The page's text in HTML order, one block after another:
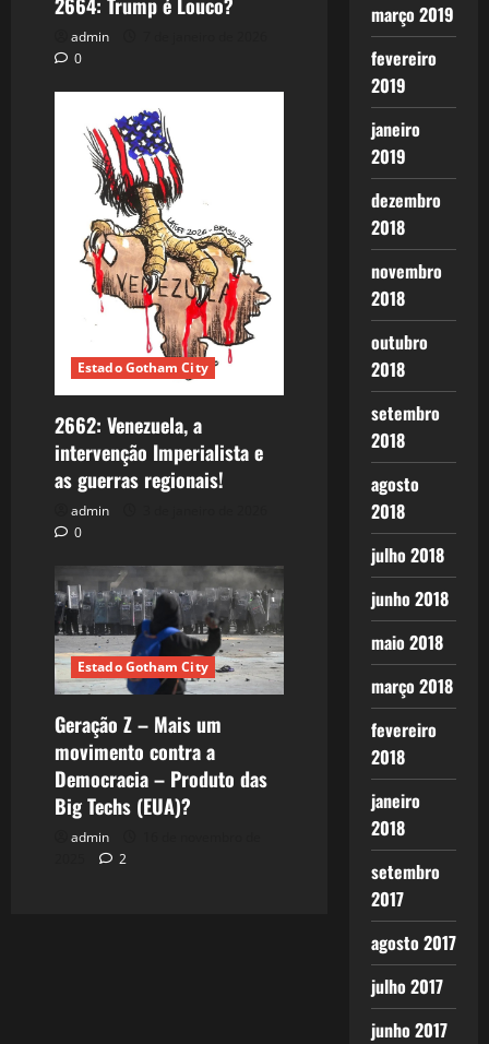
admin
0
Estado Gotham City
2662: Venezuela, a
intervenção Imperialista e
as guerras regionais!
admin
0
Estado Gotham City
Geração Z – Mais um
movimento contra a
Democracia – Produto das
Big Techs (EUA)?
admin
2
março 2019
fevereiro
2019
janeiro
2019
dezembro
2018
novembro
2018
outubro
2018
setembro
2018
agosto
2018
julho 2018
junho 2018
maio 2018
março 2018
fevereiro
2018
janeiro
2018
setembro
2017
agosto 2017
julho 2017
junho 2017